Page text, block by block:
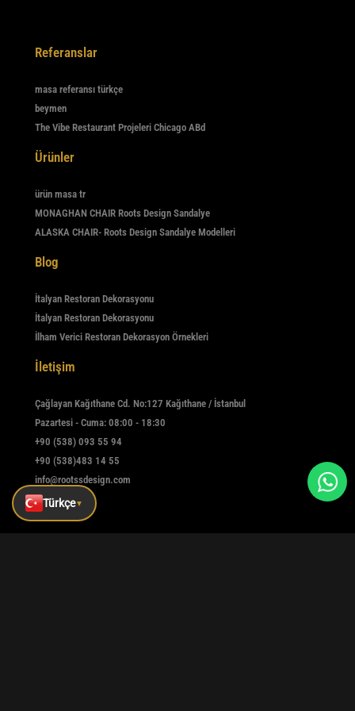
Türkçe▼
Referanslar
masa referansı türkçe
beymen
The Vibe Restaurant Projeleri Chicago ABd
Ürünler
ürün masa tr
MONAGHAN CHAIR Roots Design Sandalye
ALASKA CHAIR- Roots Design Sandalye Modelleri
Blog
İtalyan Restoran Dekorasyonu
İtalyan Restoran Dekorasyonu
İlham Verici Restoran Dekorasyon Örnekleri
İletişim
Çağlayan Kağıthane Cd. No:127 Kağıthane / İstanbul
Pazartesi - Cuma: 08:00 - 18:30
+90 (538) 093 55 94
+90 (538)483 14 55
info@rootssdesign.com
E-Bülten